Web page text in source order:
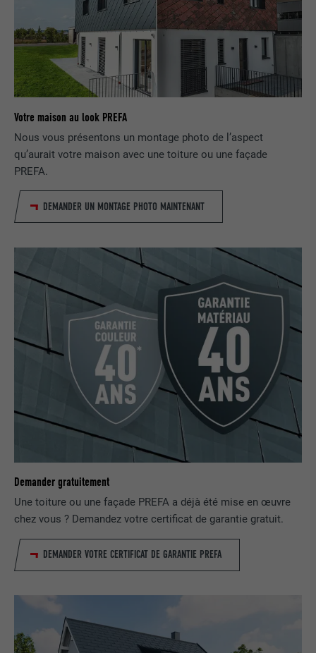
Votre maison au look PREFA
Nous vous présentons un montage photo de l’aspect
qu’aurait votre maison avec une toiture ou une façade
PREFA.
DEMANDER UN MONTAGE PHOTO MAINTENANT
Demander gratuitement
Une toiture ou une façade PREFA a déjà été mise en œuvre
chez vous ? Demandez votre certificat de garantie gratuit.
DEMANDER VOTRE CERTIFICAT DE GARANTIE PREFA
UTILITÉ
Utilisé par LinkedIn lorsqu'un site
Internet contient une fenêtre « Suivez-
nous » intégrée.
NOM bcookie
FOURNISSEUR LinkedIn
EXPIRATION 2 ans
UTILITÉ
LinkedIn pour suivre l'utilisation de
bscookie
FOURNISSEUR
EXPIRATION 2 ans
Utilisé par le service de réseau social
LinkedIn pour suivre l'utilisation de
services intégrés
UserMatchHistory
EXPIRATION 29 jours
UTILITÉ
plusieurs sites Internet afin d'afficher de
NOM lidc